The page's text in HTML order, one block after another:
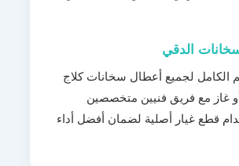
الدقي
الكامل لجميع أعطال سخانات كلاج
غاز مع فريق فنيين متخصصين
قطع غيار أصلية لضمان أفضل أداء